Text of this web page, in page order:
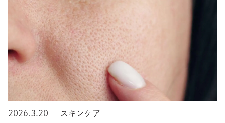
2026.3.20 - スキンケア